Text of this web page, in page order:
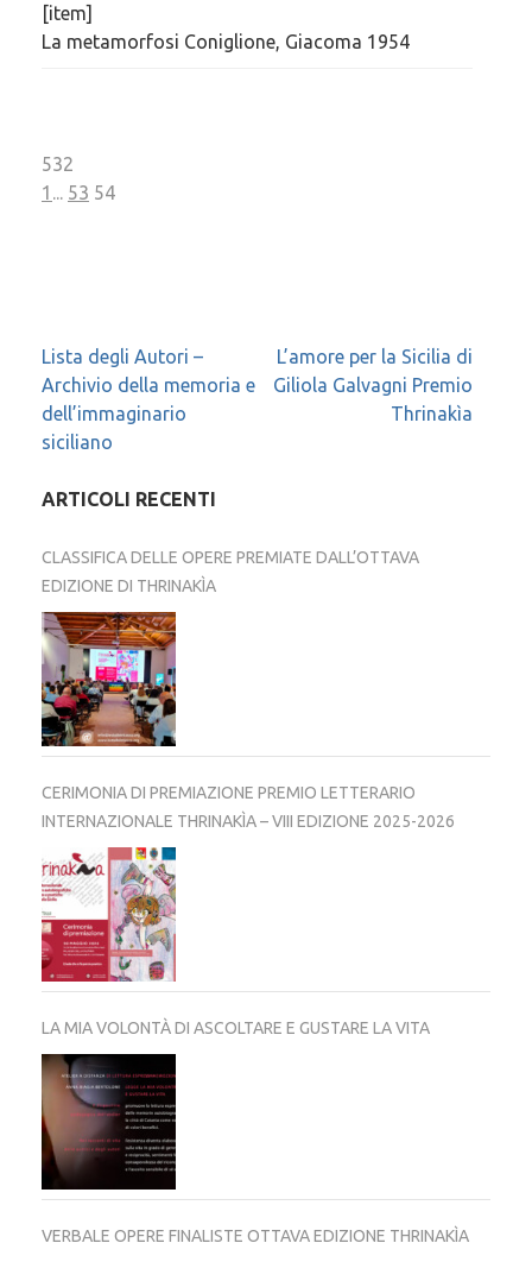
[item]
La metamorfosi Coniglione, Giacoma 1954
532
1
53 54
Navigazione
articoli
Lista degli Autori –
Archivio della memoria e
dell’immaginario
siciliano
L’amore per la Sicilia di
Giliola Galvagni Premio
Thrinakìa
ARTICOLI RECENTI
CLASSIFICA DELLE OPERE PREMIATE DALL’OTTAVA
EDIZIONE DI THRINAKÌA
CERIMONIA DI PREMIAZIONE PREMIO LETTERARIO
INTERNAZIONALE THRINAKÌA – VIII EDIZIONE 2025-2026
LA MIA VOLONTÀ DI ASCOLTARE E GUSTARE LA VITA
VERBALE OPERE FINALISTE OTTAVA EDIZIONE THRINAKÌA